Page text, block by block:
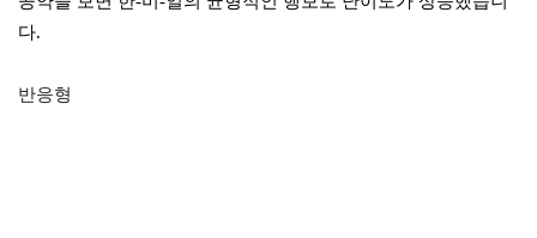
다.
반응형